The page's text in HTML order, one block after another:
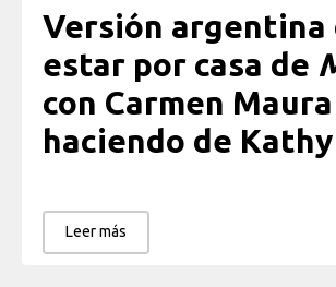
Versión argentina
estar por casa de
con Carmen Maura
haciendo de
Leer más